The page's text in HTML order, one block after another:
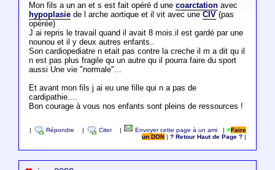
Mon fils a un an et s est fait opéré d une coarctationavec
hypoplasiede l arche aortique et il vit avec une CIV(pas
opérée)
J ai repris le travail quand il avait 8 mois.il est gardé par une
nounou et il y deux autres enfants..
Son cardiopediatre n etait pas contre la creche il m a dit qu il
n est pas plus fragile qu un autre qu il pourra faire du sport
aussi Une vie "normale"...
Et avant mon fils j ai eu une fille qui n a pas de
cardipathie....
Bon courage à vous nos enfants sont pleins de ressources !
Répondre Citer Envoyer cette page à un ami |
Faire
un DON
|? Retour Haut de Page ?